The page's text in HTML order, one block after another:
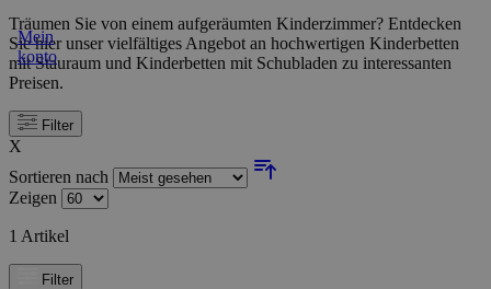
Mein
konto
Träumen Sie von einem aufgeräumten Kinderzimmer? Entdecken
Sie hier unser vielfältiges Angebot an hochwertigen Kinderbetten
mit Stauraum und Kinderbetten mit Schubladen zu interessanten
Preisen.
Filter
X
Sortieren nach
Zeigen
1 Artikel
Filter